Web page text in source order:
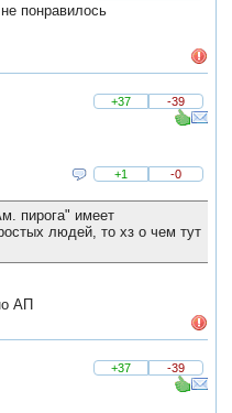
понравилось
+37
-39
+1 -0
пирога" имеет
людей, то хз о чем тут
АП
+37
-39